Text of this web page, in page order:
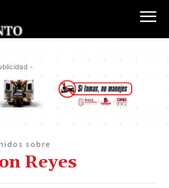
-
sobre
Reyes